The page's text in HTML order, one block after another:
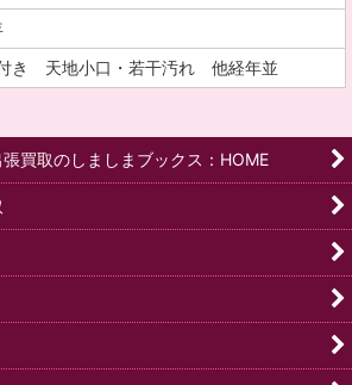
き 天地小口・若干汚れ 他経年並
買取のしましまブックス：HOME